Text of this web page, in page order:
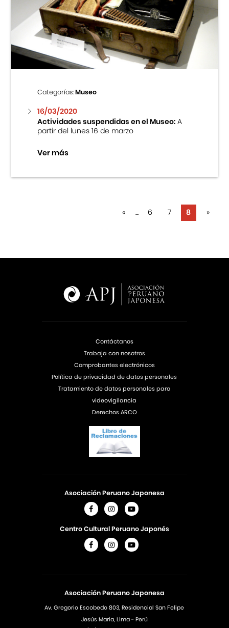
Categorías:Museo
16/03/2020
Actividades suspendidas en el Museo:A
partir del lunes 16 de marzo
Ver más
« ... 6 7 8 »
Asociación Peruano Japonesa
Av. Gregorio Escobedo 803, Residencial San Felipe
Jesús Maria, Lima - Perú
Asociación Peruano Japonesa
Centro Cultural Peruano Japonés
Contáctanos
Trabaja con nosotros
Comprobantes electrónicos
Política de privacidad de datos personales
Tratamiento de datos personales para
videovigilancia
Derechos ARCO